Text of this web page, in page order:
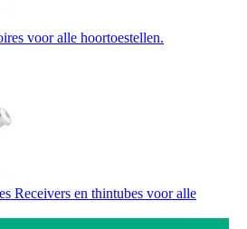
voor alle hoortoestellen.
Receivers en thintubes voor alle